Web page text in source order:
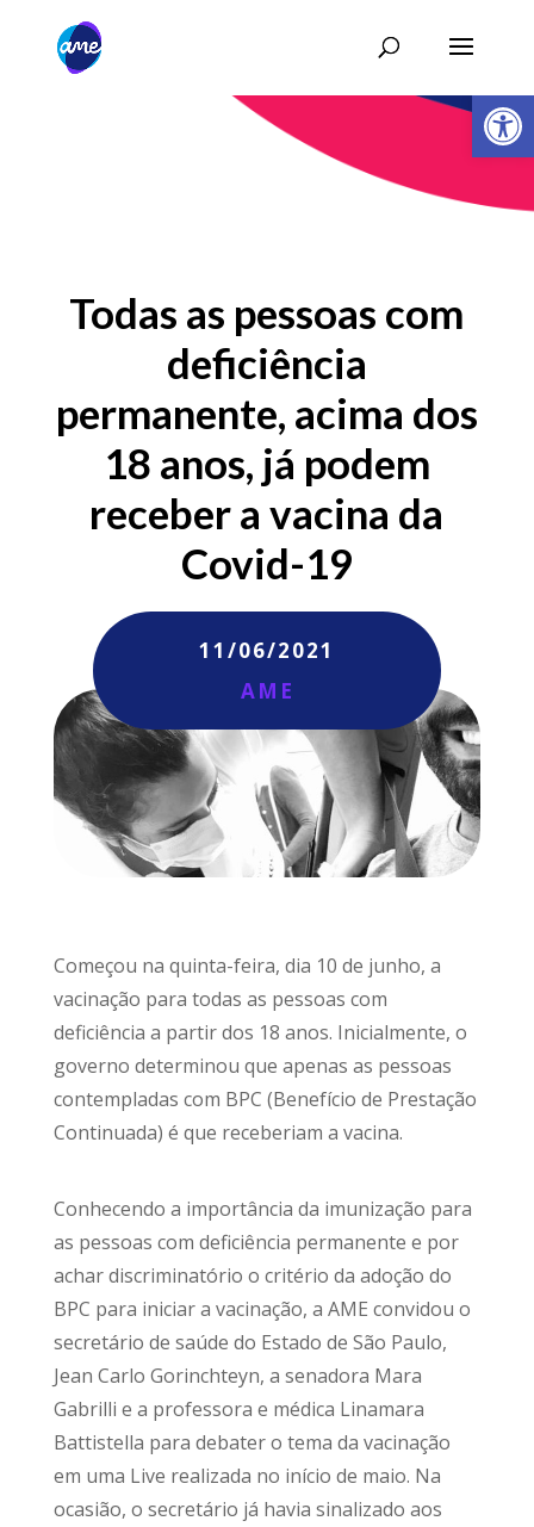
Abrir
Todas as pessoas com
deficiência
permanente, acima dos
18 anos, já podem
receber a vacina da
Covid-19
11/06/2021
AME
Começou na quinta-feira, dia 10 de junho, a
vacinação para todas as pessoas com
deficiência a partir dos 18 anos. Inicialmente, o
governo determinou que apenas as pessoas
contempladas com BPC (Benefício de Prestação
Continuada) é que receberiam a vacina.
Conhecendo a importância da imunização para
as pessoas com deficiência permanente e por
achar discriminatório o critério da adoção do
BPC para iniciar a vacinação, a AME convidou o
secretário de saúde do Estado de São Paulo,
Jean Carlo Gorinchteyn, a senadora Mara
Gabrilli e a professora e médica Linamara
Battistella para debater o tema da vacinação
em uma Live realizada no início de maio. Na
ocasião, o secretário já havia sinalizado aos